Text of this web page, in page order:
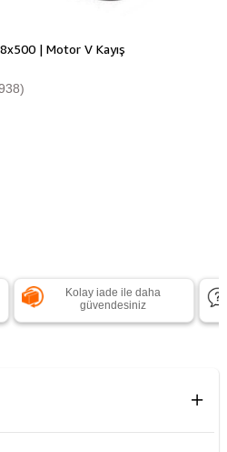
| Motor V Kayış
Kolay iade ile daha
güvendesiniz